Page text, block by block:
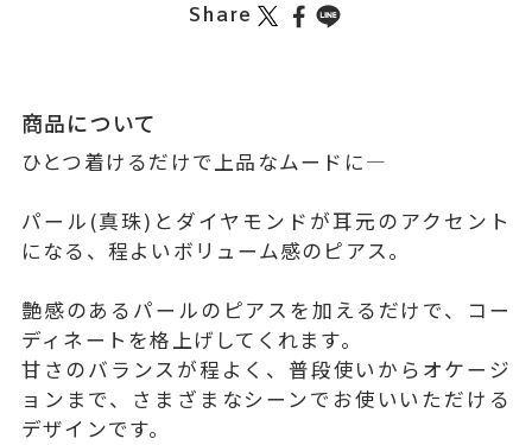
Share
商品について
ひとつ着けるだけで上品なムードに―
パール(真珠)とダイヤモンドが耳元のアクセント
になる、程よいボリューム感のピアス。
艶感のあるパールのピアスを加えるだけで、コー
ディネートを格上げしてくれます。
甘さのバランスが程よく、普段使いからオケージ
ョンまで、さまざまなシーンでお使いいただける
デザインです。